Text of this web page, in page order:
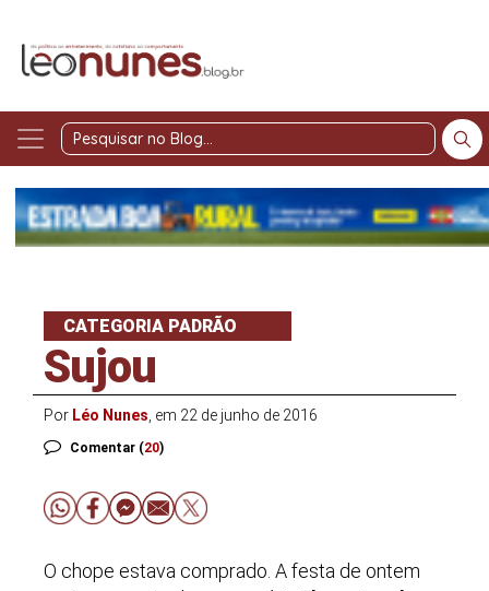
Pesquisar
Blog
CATEGORIA PADRÃO
Sujou
Por Léo Nunes , em 22 de junho de 2016
Comentar (20)
O chope estava comprado. A festa de ontem